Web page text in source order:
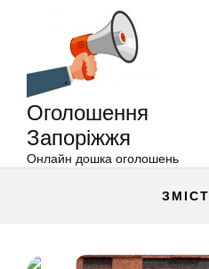
Оголошення
Запоріжжя
Онлайн дошка оголошень
ЗМІСТ